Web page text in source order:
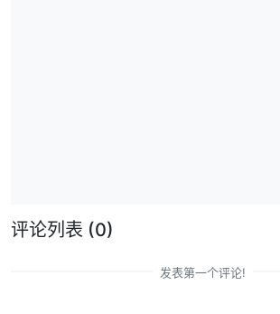
评论列表 (0)
发表第一个评论!